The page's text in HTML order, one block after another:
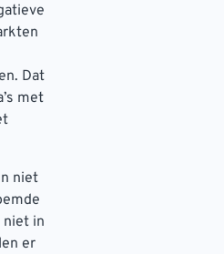
Dat
met
niet
niet in
er